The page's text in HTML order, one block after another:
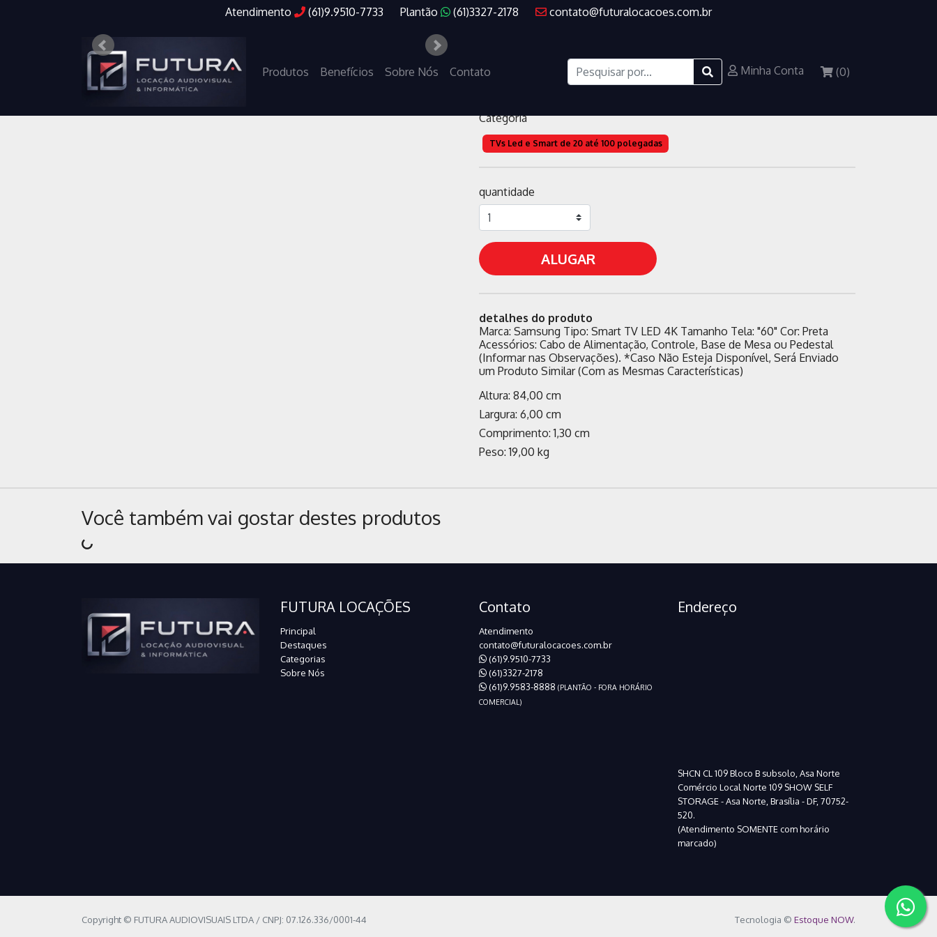
Atendimento (61)9.9510-7733 Plantão (61)3327-2178 contato@futuralocacoes.com.br
Produtos Benefícios Sobre Nós Contato Minha Conta (0)
TV SMART ''60''
código
Categoria
TVs Led e Smart de 20 até 100 polegadas
quantidade
ALUGAR
detalhes do produto
Marca: Samsung Tipo: Smart TV LED 4K Tamanho Tela: "60" Cor: Preta
Acessórios: Cabo de Alimentação, Controle, Base de Mesa ou Pedestal
(Informar nas Observações). *Caso Não Esteja Disponível, Será Enviado
um Produto Similar (Com as Mesmas Características)
Altura: 84,00 cm
Largura: 6,00 cm
Comprimento: 1,30 cm
Peso: 19,00 kg
Você também vai gostar destes produtos
FUTURA LOCAÇÕES
Principal
Destaques
Categorias
Sobre Nós
Contato
Atendimento
contato@futuralocacoes.com.br
(61)9.9510-7733
(61)3327-2178
(61)9.9583-8888 (PLANTÃO - FORA HORÁRIO
COMERCIAL)
Endereço
SHCN CL 109 Bloco B subsolo, Asa Norte
Comércio Local Norte 109 SHOW SELF
STORAGE - Asa Norte, Brasília - DF, 70752-
520.
(Atendimento SOMENTE com horário
marcado)
Copyright © FUTURA AUDIOVISUAIS LTDA / CNPJ: 07.126.336/0001-44 Tecnologia © Estoque NOW.